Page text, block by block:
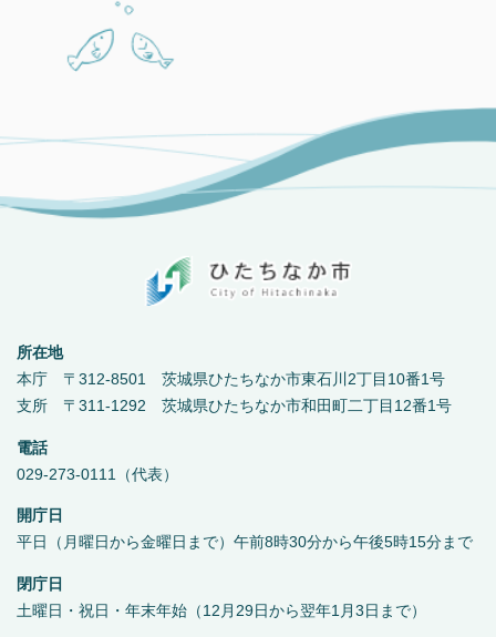
所在地
本庁 〒312-8501 茨城県ひたちなか市東石川2丁目10番1号
支所 〒311-1292 茨城県ひたちなか市和田町二丁目12番1号
電話
029-273-0111（代表）
開庁日
平日（月曜日から金曜日まで）午前8時30分から午後5時15分まで
閉庁日
土曜日・祝日・年末年始（12月29日から翌年1月3日まで）